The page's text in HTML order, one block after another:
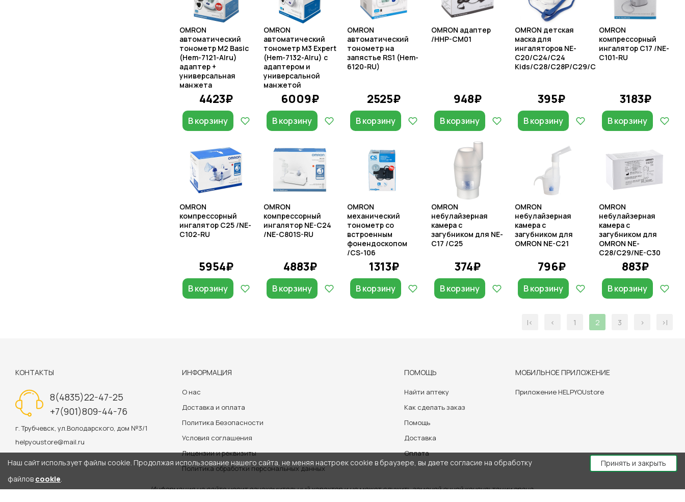
OMRON
автоматический
тонометр M2 Basic
(Hem-7121-Alru)
адаптер +
универсальная
манжета
4423₽
В корзину
OMRON
автоматический
тонометр M3 Expert
(Hem-7132-Alru) с
адаптером и
универсальной
манжетой
6009₽
В корзину
OMRON
автоматический
тонометр на
запястье RS1 (Hem-
6120-RU)
2525₽
В корзину
OMRON адаптер
/HHP-CM01
948₽
В корзину
OMRON детская
маска для
ингаляторов NE-
C20/C24/C24
Kids/C28/C28P/C29/C30/C900
395₽
В корзину
OMRON
компрессорный
ингалятор C17 /NE-
C101-RU
3183₽
В корзину
OMRON
компрессорный
ингалятор C25 /NE-
C102-RU
5954₽
В корзину
OMRON
компрессорный
ингалятор NE-C24
/NE-C801S-RU
4883₽
В корзину
OMRON
механический
тонометр со
встроенным
фонендоскопом
/CS-106
1313₽
В корзину
OMRON
небулайзерная
камера с
загубником для NE-
C17 /C25
374₽
В корзину
OMRON
небулайзерная
камера с
загубником для
OMRON NE-C21
796₽
В корзину
OMRON
небулайзерная
камера с
загубником для
OMRON NE-
C28/C29/NE-C30
883₽
В корзину
|< < 1 2 3 > >|
Наш сайт использует файлы cookie. Продолжая использование нашего сайта, не меняя настроек cookie в браузере, вы даете согласие на обработку
файлов cookie.
Принять и закрыть
КОНТАКТЫ
8(4835)22-47-25
+7(901)809-44-76
г. Трубчевск, ул.Володарского, дом №3/1
helpyoustore@mail.ru
ИНФОРМАЦИЯ
О нас
Доставка и оплата
Политика Безопасности
Условия соглашения
Лицензии и реквизиты
Политика обработки персональных данных
ПОМОЩЬ
Найти аптеку
Как сделать заказ
Помощь
Доставка
Оплата
МОБИЛЬНОЕ ПРИЛОЖЕНИЕ
Приложение HELPYOUstore
Информация на сайте носит ознакомительный характер и не может служить заменой очной консультации врача.